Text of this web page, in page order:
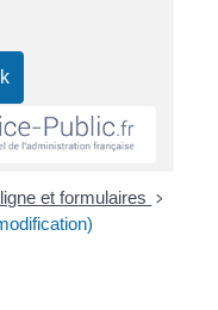
et formulaires >